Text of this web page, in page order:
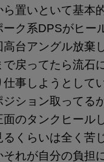
ら置いといて基本
ーク系DPSがヒー
高台アングル放棄
で戻ってたら流石
仕事しようとして
ジション取ってる
面のタンクヒール
るくらいは全く苦
それが自分の負担